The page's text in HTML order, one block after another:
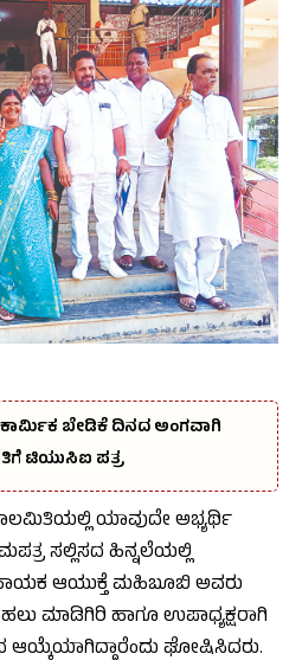
ಬೇಡಿಕೆ ದಿನದ ಅಂಗವಾಗಿ
ಟಿಯುಸಿಐ ಪತ್ರ
ಯಾವುದೇ ಅಭ್ಯರ್ಥಿ
ಸಲ್ಲಿಸದ ಹಿನ್ನಲೆಯಲ್ಲಿ
ಆಯುಕ್ತೆ ಮಹಿಬೂಬಿ ಅವರು
ಮಾಡಿಗಿರಿ ಹಾಗೂ ಉಪಾಧ್ಯಕ್ಷರಾಗಿ
ಘೋಷಿಸಿದರು.